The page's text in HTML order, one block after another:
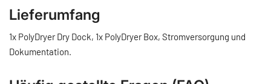
Lieferumfang
1x PolyDryer Dry Dock, 1x PolyDryer Box, Stromversorgung und
Dokumentation.